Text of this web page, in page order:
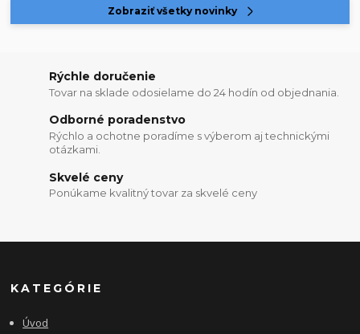
Zobraziť všetky novinky
Rýchle doručenie
Tovar na sklade odosielame do 24 hodín od objednania.
Odborné poradenstvo
Rýchlo a ochotne poradíme s výberom aj technickými
otázkami.
Skvelé ceny
Ponúkame kvalitný tovar za skvelé ceny
KATEGÓRIE
Úvod